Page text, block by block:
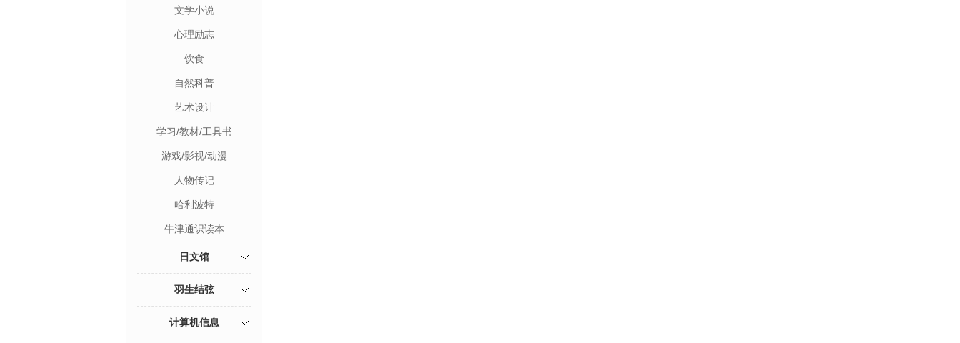
文学小说
心理励志
饮食
自然科普
艺术设计
学习/教材/工具书
游戏/影视/动漫
人物传记
哈利波特
牛津通识读本
日文馆
羽生结弦
计算机信息